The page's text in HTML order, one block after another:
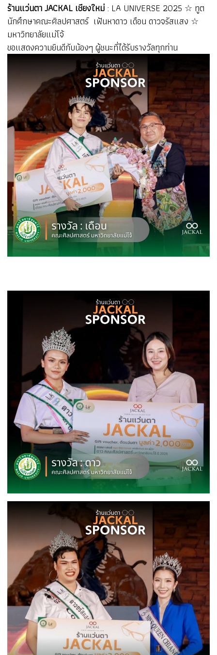
ร้านแว่นตา JACKAL เชียงใหม่ : LA UNIVERSE 2025 ☆ ทูต
นักศึกษาคณะศิลปศาสตร์ เฟ้นหาดาว เดือน ดาวจรัสแสง ☆
มหาวิทยาลัยแม่โจ้
ขอแสดงความยินดีกับน้องๆ ผู้ชนะที่ได้รับรางวัลทุกท่าน